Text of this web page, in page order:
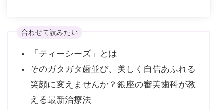
合わせて読みたい
「ティーシーズ」とは
そのガタガタ歯並び、美しく自信あふれる
笑顔に変えませんか？銀座の審美歯科が教
える最新治療法